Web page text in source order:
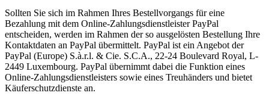
Sollten Sie sich im Rahmen Ihres Bestellvorgangs für eine
Bezahlung mit dem Online-Zahlungsdienstleister PayPal
entscheiden, werden im Rahmen der so ausgelösten Bestellung Ihre
Kontaktdaten an PayPal übermittelt. PayPal ist ein Angebot der
PayPal (Europe) S.à.r.l. & Cie. S.C.A., 22-24 Boulevard Royal, L-
2449 Luxembourg. PayPal übernimmt dabei die Funktion eines
Online-Zahlungsdienstleisters sowie eines Treuhänders und bietet
Käuferschutzdienste an.